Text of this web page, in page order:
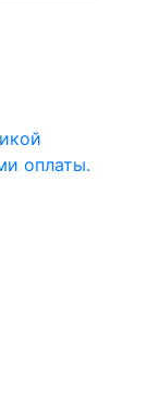
оплаты.